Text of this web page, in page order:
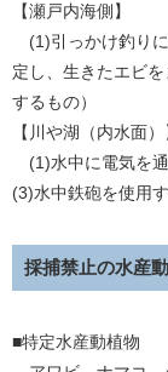
【瀬戸内海側】
(1)引っかけ釣り
定し、生きたエビ
するもの）
【川や湖（内水面）
(1)水中に電気を通
(3)水中鉄砲を使用
採捕禁止の水産
■特定水産動植物